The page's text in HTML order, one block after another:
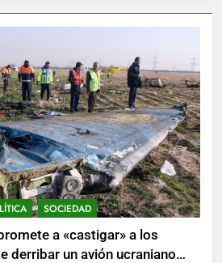
SOCIEDAD
a «castigar» a los
derribar un avión ucraniano